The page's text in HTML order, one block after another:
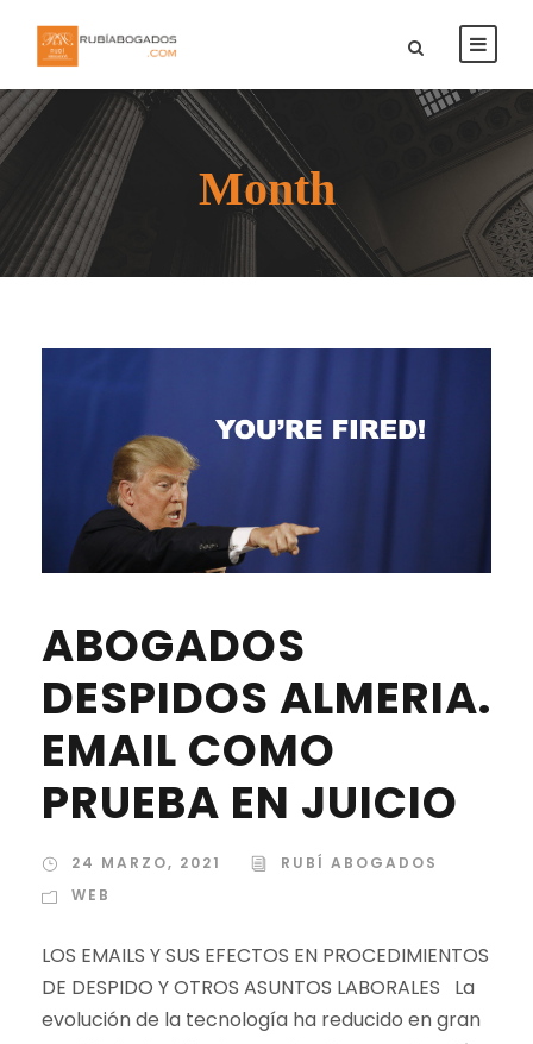
Month
ABOGADOS
DESPIDOS ALMERIA.
EMAIL COMO
PRUEBA EN JUICIO
24 MARZO, 2021
RUBÍ ABOGADOS
WEB
LOS EMAILS Y SUS EFECTOS EN PROCEDIMIENTOS
DE DESPIDO Y OTROS ASUNTOS LABORALES La
evolución de la tecnología ha reducido en gran